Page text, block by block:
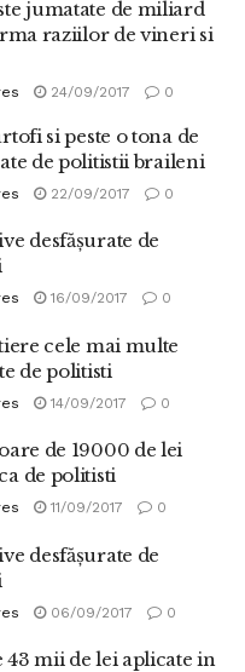
jumatate de miliard
raziilor de vineri si
24/09/2017 0
si peste o tona de
de politistii braileni
22/09/2017 0
desfăşurate de
16/09/2017 0
cele mai multe
de politisti
14/09/2017 0
de 19000 de lei
de politisti
11/09/2017 0
desfăşurate de
06/09/2017 0
43 mii de lei aplicate in